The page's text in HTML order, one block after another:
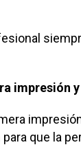
impresión
que la